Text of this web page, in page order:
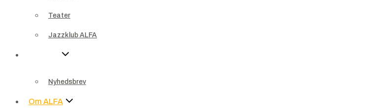
Nyheder
Teater
Jazzklub ALFA
Nyhedsbrev
Om ALFA